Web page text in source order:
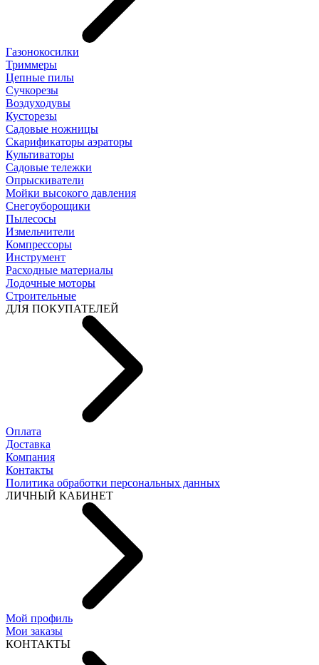
Газонокосилки
Триммеры
Цепные пилы
Cучкорезы
Воздуходувы
Кусторезы
Садовые ножницы
Скарификаторы аэраторы
Культиваторы
Садовые тележки
Опрыскиватели
Мойки высокого давления
Снегоуборощики
Пылесосы
Измельчители
Компрессоры
Инструмент
Расходные материалы
Лодочные моторы
Строительные
ДЛЯ ПОКУПАТЕЛЕЙ
Оплата
Доставка
Компания
Контакты
Политика обработки персональных данных
ЛИЧНЫЙ КАБИНЕТ
Мой профиль
Мои заказы
КОНТАКТЫ